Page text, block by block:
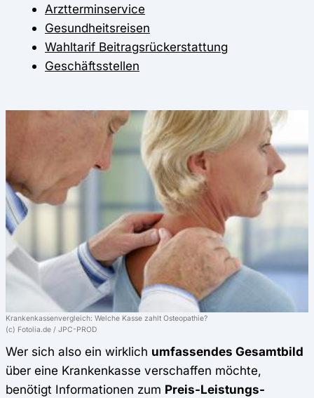
Arztterminservice
Gesundheitsreisen
Wahltarif Beitragsrückerstattung
Geschäftsstellen
Krankenkassenvergleich: Welche Kasse zahlt Osteopathie?
(c) Fotolia.de / JPC-PROD
Wer sich also ein wirklich umfassendes Gesamtbild
über eine Krankenkasse verschaffen möchte,
benötigt Informationen zum Preis-Leistungs-